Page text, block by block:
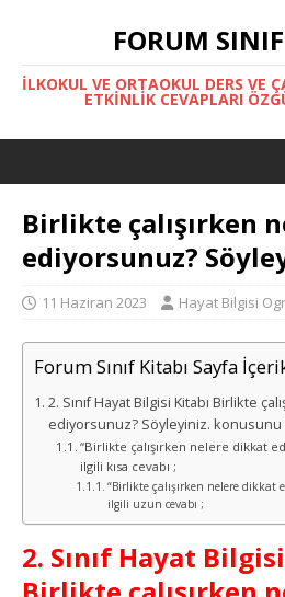
FORUM
İLKOKUL VE ORTAOKUL DERS VE
ETKINLIK CEVAPLARI
Birlikte çalışırken
ediyorsunuz?
11 Haziran 2023 Hayat Bilgisi
Forum Sınıf Kitabı Sayfa
2. Sınıf Hayat Bilgisi Kitabı Birlikte
ediyorsunuz? Söyleyiniz. konusunu
“Birlikte çalışırken nelere dikkat
ilgili kısa cevabı ;
“Birlikte çalışırken nelere dikkat
ilgili uzun cevabı ;
2. Sınıf Hayat